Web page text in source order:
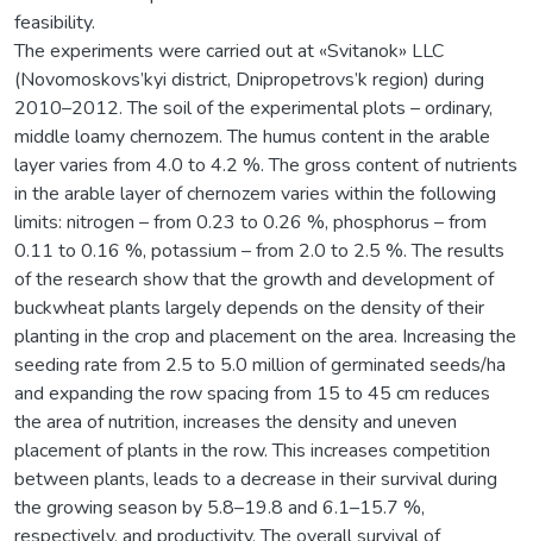
feasibility.
The experiments were carried out at «Svitanok» LLC
(Novomoskovs’kyi district, Dnipropetrovs’k region) during
2010–2012. The soil of the experimental plots – ordinary,
middle loamy chernozem. The humus content in the arable
layer varies from 4.0 to 4.2 %. The gross content of nutrients
in the arable layer of chernozem varies within the following
limits: nitrogen – from 0.23 to 0.26 %, phosphorus – from
0.11 to 0.16 %, potassium – from 2.0 to 2.5 %. The results
of the research show that the growth and development of
buckwheat plants largely depends on the density of their
planting in the crop and placement on the area. Increasing the
seeding rate from 2.5 to 5.0 million of germinated seeds/ha
and expanding the row spacing from 15 to 45 cm reduces
the area of nutrition, increases the density and uneven
placement of plants in the row. This increases competition
between plants, leads to a decrease in their survival during
the growing season by 5.8–19.8 and 6.1–15.7 %,